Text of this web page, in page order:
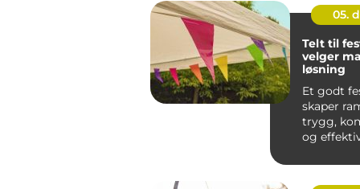
05.
Telt til
velger
løsning
Et godt
skaper
trygg,
og